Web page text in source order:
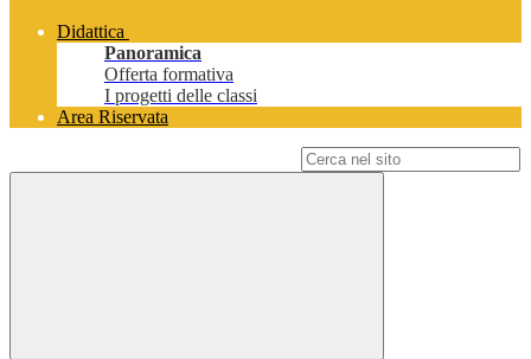
Didattica
Panoramica
Offerta formativa
I progetti delle classi
Area Riservata